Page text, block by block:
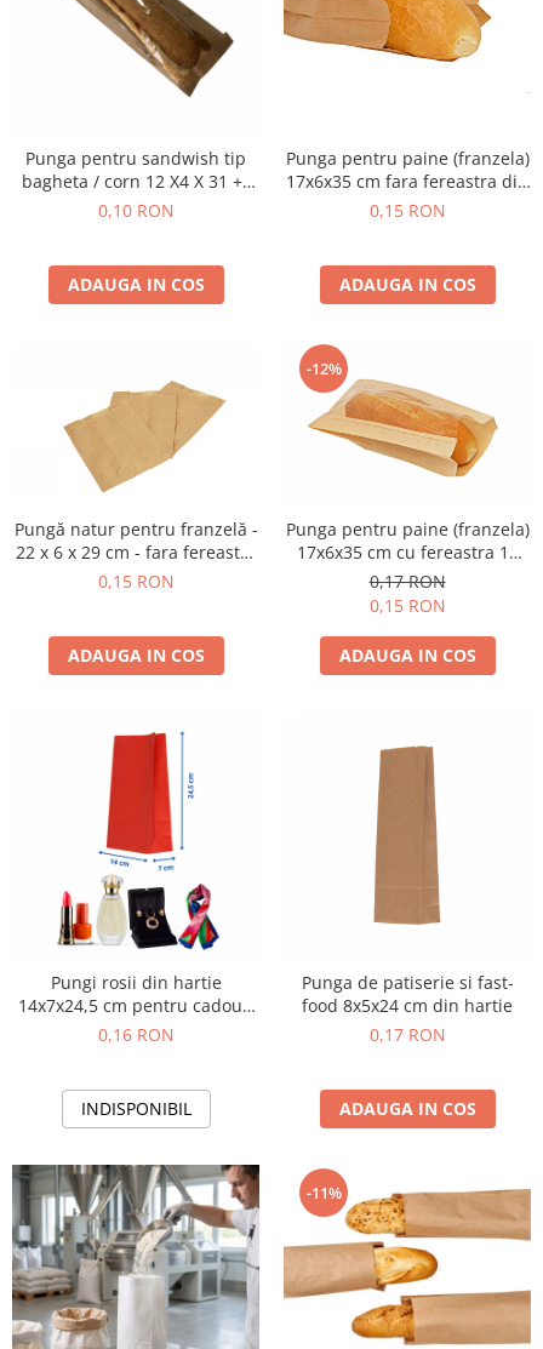
Punga pentru sandwish tip
bagheta / corn 12 X4 X 31 +F
10 CM AU REVENIT IN STOC
0,10 RON
ADAUGA IN COS
Punga pentru paine (franzela)
17x6x35 cm fara fereastra din
hartie
0,15 RON
ADAUGA IN COS
Pungă natur pentru franzelă -
22 x 6 x 29 cm - fara fereastra
- NATUR AU REVENIT IN STOC
0,15 RON
ADAUGA IN COS
-12%
Punga pentru paine (franzela)
17x6x35 cm cu fereastra 10
cm din hartie natur au revenit
in stoc
0,17 RON
0,15 RON
ADAUGA IN COS
Pungi rosii din hartie
14x7x24,5 cm pentru cadouri
si bijuterii
0,16 RON
INDISPONIBIL
Punga de patiserie si fast-
food 8x5x24 cm din hartie
0,17 RON
ADAUGA IN COS
-11%